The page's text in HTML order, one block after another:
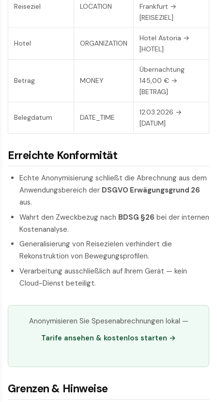
Reiseziel LOCATION
Frankfurt →
[REISEZIEL]
Hotel ORGANIZATION
Hotel Astoria →
[HOTEL]
Betrag MONEY
Übernachtung
145,00 € →
[BETRAG]
Belegdatum DATE_TIME
12.03.2026 →
[DATUM]
Erreichte Konformität
Echte Anonymisierung schließt die Abrechnung aus dem
Anwendungsbereich der DSGVO Erwägungsgrund 26
aus.
Wahrt den Zweckbezug nach BDSG §26 bei der internen
Kostenanalyse.
Generalisierung von Reisezielen verhindert die
Rekonstruktion von Bewegungsprofilen.
Verarbeitung ausschließlich auf Ihrem Gerät — kein
Cloud-Dienst beteiligt.
Anonymisieren Sie Spesenabrechnungen lokal —
Tarife ansehen & kostenlos starten →
Grenzen & Hinweise